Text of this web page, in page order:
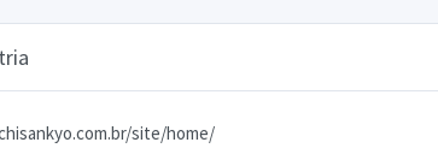
site/home/